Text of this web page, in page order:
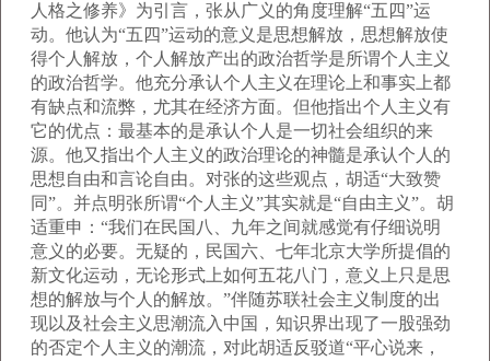
人格之修养》为引言，张从广义的角度理解“五四”运
动。他认为“五四”运动的意义是思想解放，思想解放使
得个人解放，个人解放产出的政治哲学是所谓个人主义
的政治哲学。他充分承认个人主义在理论上和事实上都
有缺点和流弊，尤其在经济方面。但他指出个人主义有
它的优点：最基本的是承认个人是一切社会组织的来
源。他又指出个人主义的政治理论的神髓是承认个人的
思想自由和言论自由。对张的这些观点，胡适“大致赞
同”。并点明张所谓“个人主义”其实就是“自由主义”。胡
适重申：“我们在民国八、九年之间就感觉有仔细说明
意义的必要。无疑的，民国六、七年北京大学所提倡的
新文化运动，无论形式上如何五花八门，意义上只是思
想的解放与个人的解放。”伴随苏联社会主义制度的出
现以及社会主义思潮流入中国，知识界出现了一股强劲
的否定个人主义的潮流，对此胡适反驳道“平心说来，